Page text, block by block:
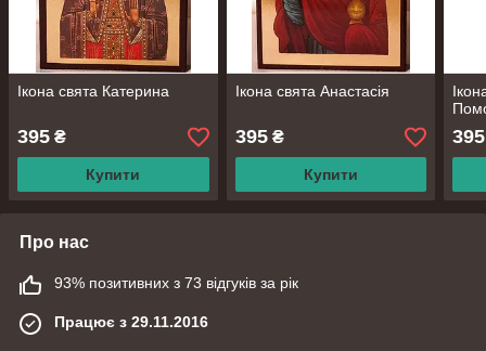
Ікона свята Катерина
395 ₴
Купити
Ікона свята Анастасія
395₴
Купити
395
Про нас
93% позитивних з 73 відгуків за рік
Працює з 29.11.2016